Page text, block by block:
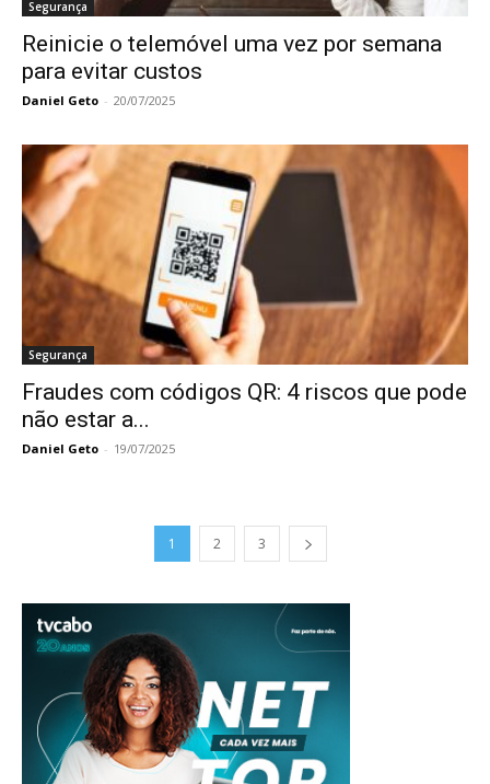
Segurança
Reinicie o telemóvel uma vez por semana
para evitar custos
Daniel Geto - 20/07/2025
Segurança
Fraudes com códigos QR: 4 riscos que pode
não estar a...
Daniel Geto - 19/07/2025
1 2 3